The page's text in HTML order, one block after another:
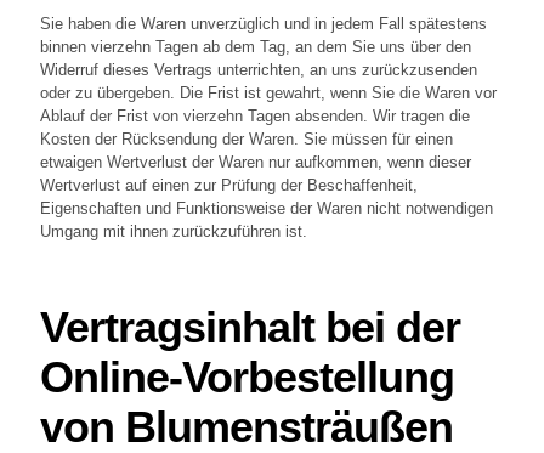
Sie haben die Waren unverzüglich und in jedem Fall spätestens
binnen vierzehn Tagen ab dem Tag, an dem Sie uns über den
Widerruf dieses Vertrags unterrichten, an uns zurückzusenden
oder zu übergeben. Die Frist ist gewahrt, wenn Sie die Waren vor
Ablauf der Frist von vierzehn Tagen absenden. Wir tragen die
Kosten der Rücksendung der Waren. Sie müssen für einen
etwaigen Wertverlust der Waren nur aufkommen, wenn dieser
Wertverlust auf einen zur Prüfung der Beschaffenheit,
Eigenschaften und Funktionsweise der Waren nicht notwendigen
Umgang mit ihnen zurückzuführen ist.
Vertragsinhalt bei der
Online-Vorbestellung
von Blumensträußen